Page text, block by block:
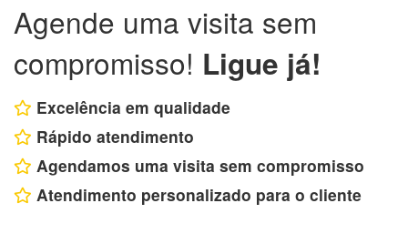
Agende uma visita sem
compromisso! Ligue já!
Excelência em qualidade
Rápido atendimento
Agendamos uma visita sem compromisso
Atendimento personalizado para o cliente